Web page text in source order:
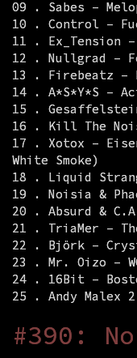
09 . Sabes –
10 . Control –
11 . Ex_Tension –
12 . Nullgrad –
13 . Firebeatz –
14 . A*S*Y*S –
15 .
16 . Kill The
17 . Xotox –
White Smoke)
18 . Liquid
19 . Noisia &
20 . Absurd &
21 . TriaMer –
22 . Björk –
23 . Mr. Oizo –
24 . 16Bit –
25 . Andy Malex
#390: